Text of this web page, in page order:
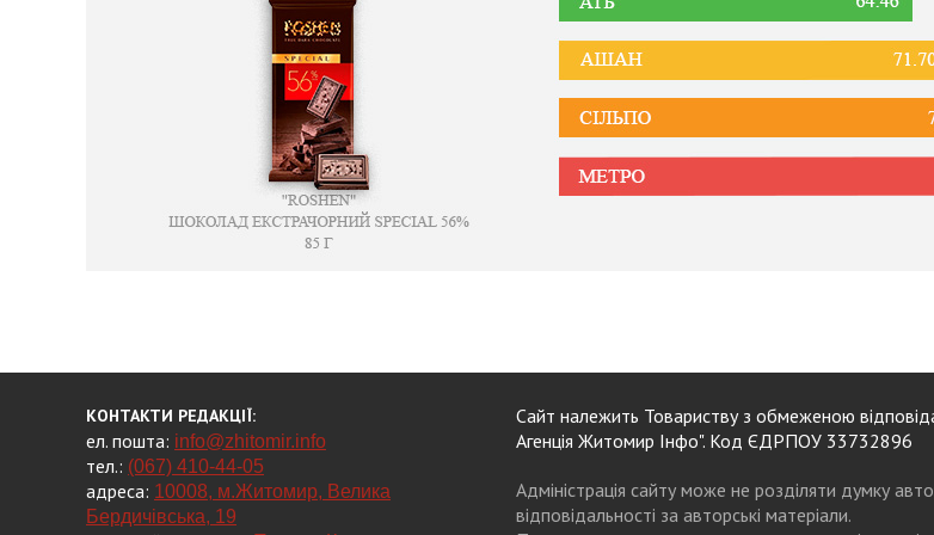
КОНТАКТИ РЕДАКЦІЇ:
ел. пошта: info@zhitomir.info
тел.: (067) 410-44-05
адреса: 10008, м.Житомир, Велика
Бердичівська, 19
Сайт належить Товариству з обмеженою
Агенція Житомир Інфо". Код ЄДРПОУ 33732896
Адміністрація сайту може не розділяти думку
відповідальності за авторські матеріали.